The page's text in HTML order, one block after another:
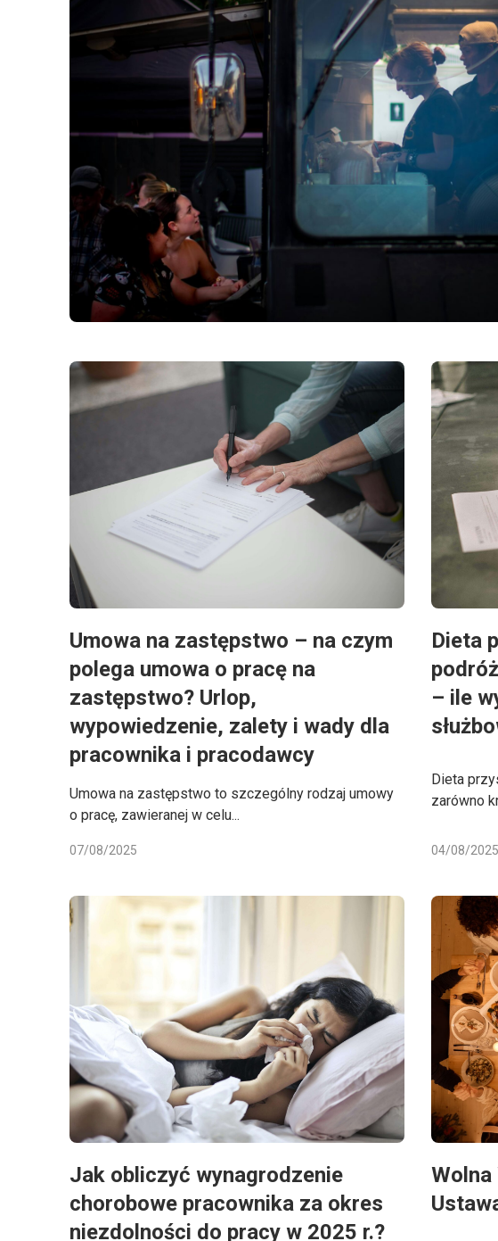
Umowa na zastępstwo – na czym
polega umowa o pracę na
zastępstwo? Urlop,
wypowiedzenie, zalety i wady dla
pracownika i pracodawcy
Umowa na zastępstwo to szczególny rodzaj umowy
o pracę, zawieranej w celu...
07/08/2025
Dieta
– ile
Dieta
zarówno
04/08/2025
Jak obliczyć wynagrodzenie
chorobowe pracownika za okres
niezdolności do pracy w 2025 r.?